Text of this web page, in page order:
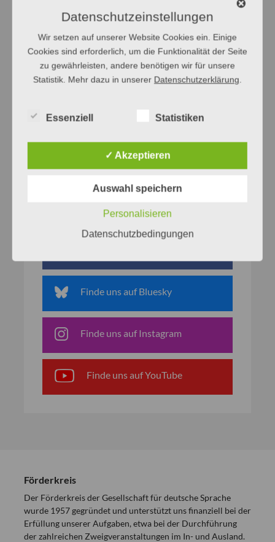
Finde uns auf Bluesky
Finde uns auf Instagram
Finde uns auf YouTube
Förderkreis
Der Förderkreis der Gesellschaft für deutsche Sprache
wurde 1957 gegründet und unterstützt uns finanziell bei der
Erfüllung unserer Aufgaben, etwa bei der Durchführung
der zahlreichen Zweigveranstaltungen im In- und Ausland.
Datenschutzeinstellungen
Wir setzen auf unserer Website Cookies ein. Einige
Cookies sind erforderlich, um die Funktionalität der Seite
zu gewährleisten, andere benötigen wir für unsere
Statistik. Mehr dazu in unserer Datenschutzerklärung.
Essenziell Statistiken
✓ Akzeptieren
Auswahl speichern
Personalisieren
Datenschutzbedingungen